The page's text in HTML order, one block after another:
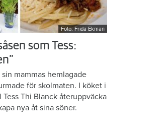
Foto: Frida Ekman
som Tess:
mammas hemlagade
för skolmaten. I köket i
Thi Blanck återuppväcka
nya åt sina söner.